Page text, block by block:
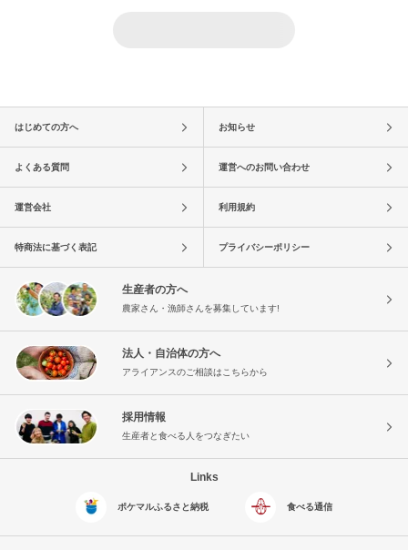
はじめての方へ お知らせ
よくある質問 運営へのお問い合わせ
運営会社 利用規約
特商法に基づく表記 プライバシーポリシー
生産者の方へ
農家さん・漁師さんを募集しています!
法人・自治体の方へ
アライアンスのご相談はこちらから
採用情報
生産者と食べる人をつなぎたい
Links
ポケマルふるさと納税 食べる通信